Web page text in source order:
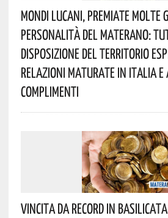
Mondi Lucani, Premiate Molte
Personalità Del Materano:
Disposizione Del Territorio
Relazioni Maturate In Italia E
Complimenti
Vincita Da Record In